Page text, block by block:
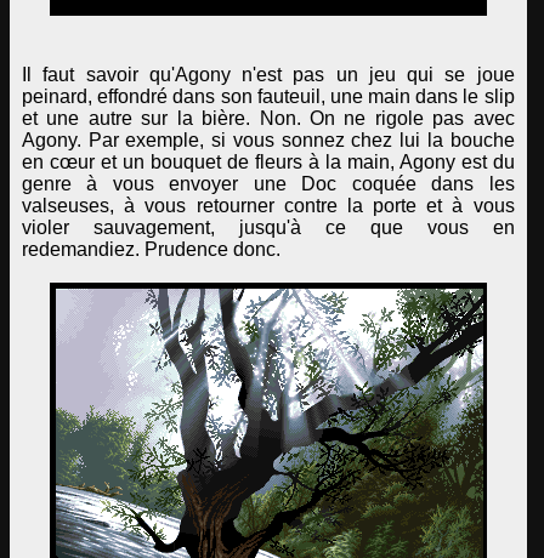
Il faut savoir qu'Agony n'est pas un jeu qui se joue
peinard, effondré dans son fauteuil, une main dans le slip
et une autre sur la bière. Non. On ne rigole pas avec
Agony. Par exemple, si vous sonnez chez lui la bouche
en cœur et un bouquet de fleurs à la main, Agony est du
genre à vous envoyer une Doc coquée dans les
valseuses, à vous retourner contre la porte et à vous
violer sauvagement, jusqu'à ce que vous en
redemandiez. Prudence donc.